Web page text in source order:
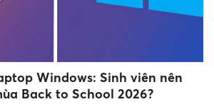
Windows: Sinh viên nên
Back to School 2026?